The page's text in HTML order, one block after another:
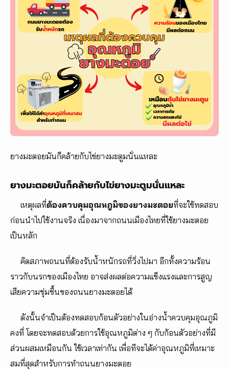
ยางมะตอยมันก็คล้ายกับไข่ยางมะตูมนั่นแหละ
ยางมะตอยมันก็คล้ายกับไข่ยางมะตูมนั่นแหละ
เหตุผลที่ต้องควบคุมอุณหภูมิของยางมะตอยที่จะใช้ทดสอบ
ก่อนนำไปใช้งานจริง เนื่องมาจากถนนเมืองไทยที่ใช้ยางมะตอย
เป็นหลัก
คิดสภาพถนนที่ต้องรับน้ำหนักรถที่วิ่งไปมา อีกทั้งความร้อน
ราวกับนรกของเมืองไทย อาจส่งผลต่อความแข็งแรงและการสูญ
เสียความชุ่มชื้นของถนนยางมะตอยได้
ดังนั้นจำเป็นต้องทดสอบก้อนตัวอย่างในอ่างน้ำควบคุมอุณภูมิ
คงที่ โดยจะทดสอบด้วยการใช้อุณหภูมิต่าง ๆ กับก้อนตัวอย่างที่มี
ส่วนผสมเหมือนกัน ใช้เวลาเท่ากัน เพื่อทีจะได้ค่าอุณหภูมิที่เหมาะ
สมที่สุดสำหรับการทำถนนยางมะตอย